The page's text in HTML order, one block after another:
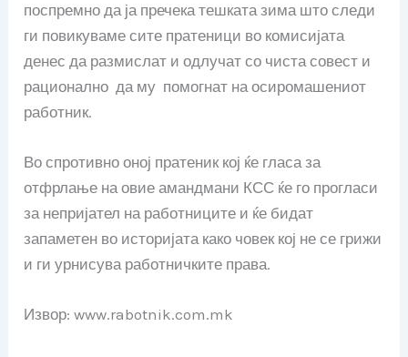
поспремно да ја пречека тешката зима што следи
ги повикуваме сите пратеници во комисијата
денес да размислат и одлучат со чиста совест и
рационално да му помогнат на осиромашениот
работник.
Во спротивно оној пратеник кој ќе гласа за
отфрлање на овие амандмани КСС ќе го прогласи
за непријател на работниците и ќе бидат
запаметен во историјата како човек кој не се грижи
и ги урнисува работничките права.
Извор: www.rabotnik.com.mk